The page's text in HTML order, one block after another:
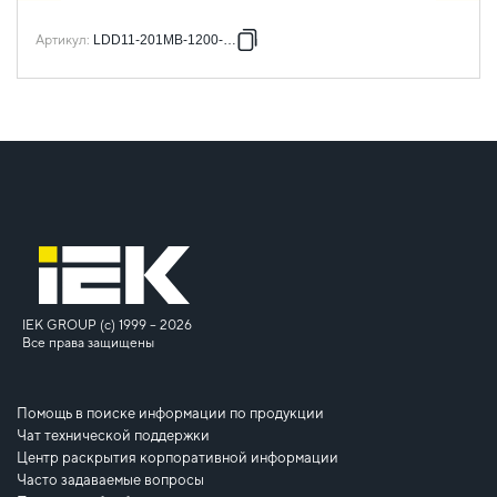
Артикул: LDD11-201MB-1200-001
IEK GROUP (c) 1999 – 2026
Все права защищены
Помощь в поиске информации по продукции
Чат технической поддержки
Центр раскрытия корпоративной информации
Часто задаваемые вопросы